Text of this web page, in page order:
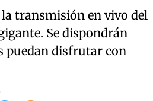
transmisión en vivo del
Se dispondrán
puedan disfrutar con